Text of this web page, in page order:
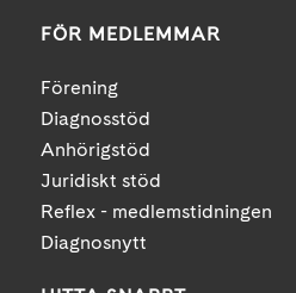
FÖR MEDLEMMAR
Förening
Diagnosstöd
Anhörigstöd
Juridiskt stöd
Reflex - medlemstidningen
Diagnosnytt